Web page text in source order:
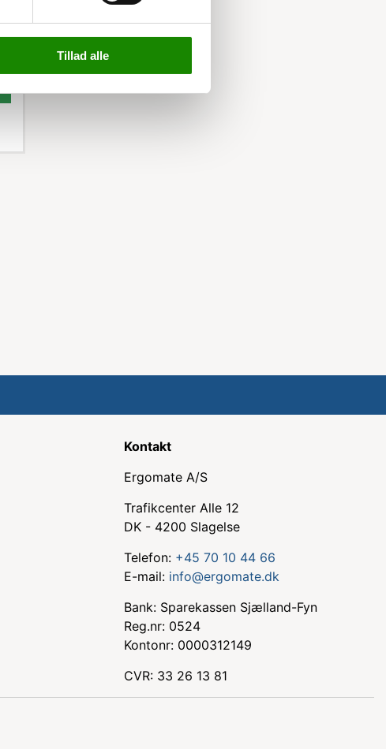
Tillad alle
Kontakt
Ergomate A/S
Trafikcenter Alle 12
DK - 4200 Slagelse
Telefon: +45 70 10 44 66
E-mail: info@ergomate.dk
Bank: Sparekassen Sjælland-Fyn
Reg.nr: 0524
Kontonr: 0000312149
CVR: 33 26 13 81